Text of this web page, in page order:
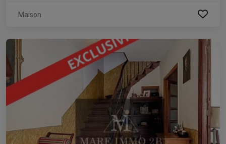
Maison